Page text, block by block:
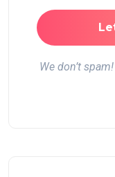
We don’t